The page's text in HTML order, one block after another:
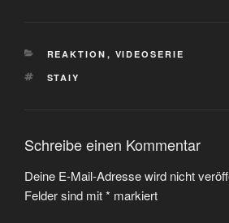
KATEGORIEN
REAKTION , VIDEOSERIE
SCHLAGWÖRTER
STAIY
Schreibe einen Kommentar
Deine E-Mail-Adresse wird nicht
Felder sind mit* markiert